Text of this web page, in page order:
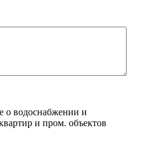
о водоснабжении и
и пром. объектов